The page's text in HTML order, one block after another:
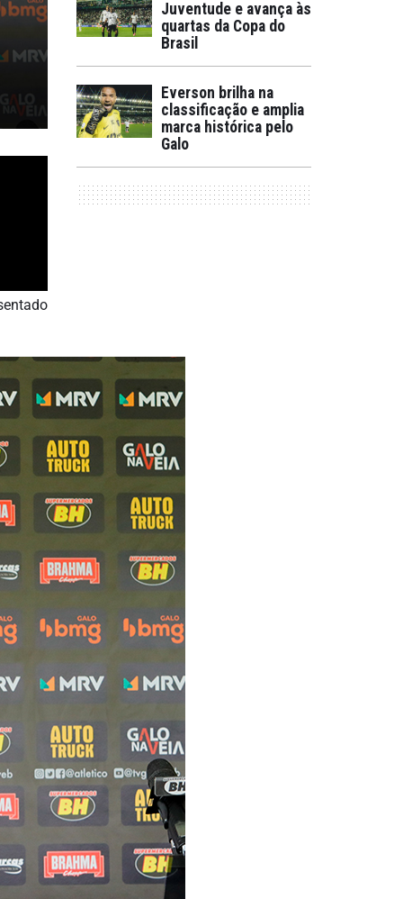
Juventude e avança às
quartas da Copa do
Brasil
Everson brilha na
classificação e amplia
marca histórica pelo
Galo